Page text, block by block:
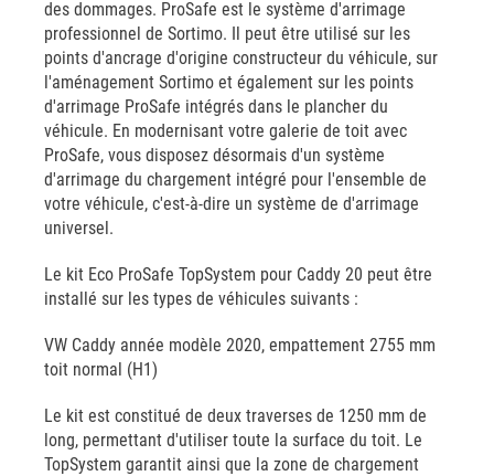
des dommages. ProSafe est le système d'arrimage
professionnel de Sortimo. Il peut être utilisé sur les
points d'ancrage d'origine constructeur du véhicule, sur
l'aménagement Sortimo et également sur les points
d'arrimage ProSafe intégrés dans le plancher du
véhicule. En modernisant votre galerie de toit avec
ProSafe, vous disposez désormais d'un système
d'arrimage du chargement intégré pour l'ensemble de
votre véhicule, c'est-à-dire un système de d'arrimage
universel.
Le kit Eco ProSafe TopSystem pour Caddy 20 peut être
installé sur les types de véhicules suivants :
VW Caddy année modèle 2020, empattement 2755 mm
toit normal (H1)
Le kit est constitué de deux traverses de 1250 mm de
long, permettant d'utiliser toute la surface du toit. Le
TopSystem garantit ainsi que la zone de chargement